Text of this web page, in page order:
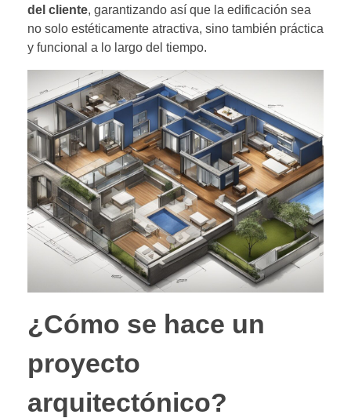
del cliente, garantizando así que la edificación sea
no solo estéticamente atractiva, sino también práctica
y funcional a lo largo del tiempo.
¿Cómo se hace un
proyecto
arquitectónico?